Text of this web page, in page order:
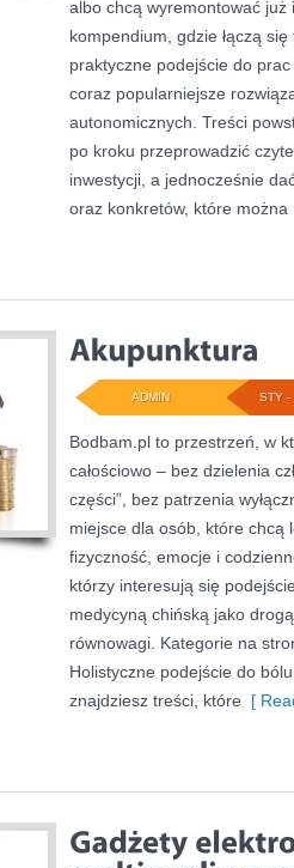
albo chcą wyremontować już
kompendium, gdzie łączą
praktyczne podejście do
coraz popularniejsze
autonomicznych. Treści
po kroku przeprowadzić
inwestycji, a jednocześnie
oraz konkretów, które można
STY -
ADMIN
Bodbam.pl to przestrzeń, w
całościowo – bez dzielenia
części”, bez patrzenia
miejsce dla osób, które chcą
fizyczność, emocje i
którzy interesują się
medycyną chińską jako
równowagi. Kategorie na
Holistyczne podejście do
znajdziesz treści, które [